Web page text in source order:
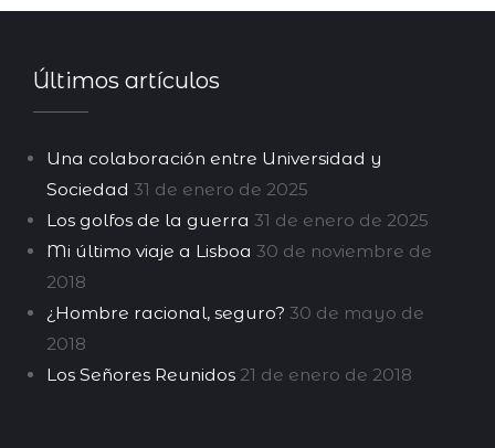
Últimos artículos
Una colaboración entre Universidad y
Sociedad 31 de enero de 2025
Los golfos de la guerra 31 de enero de 2025
Mi último viaje a Lisboa 30 de noviembre de
2018
¿Hombre racional, seguro? 30 de mayo de
2018
Los Señores Reunidos 21 de enero de 2018